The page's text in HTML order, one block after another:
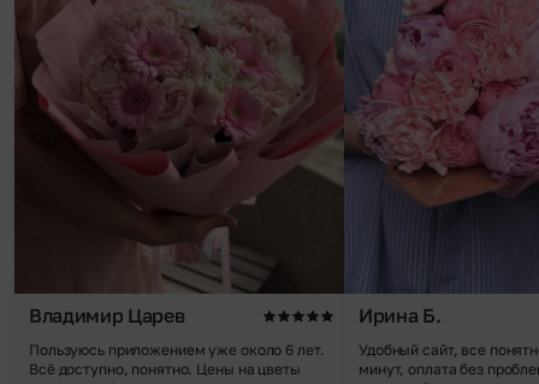
Владимир Царев
Пользуюсь приложением уже около 6 лет.
Всё доступно, понятно. Цены на цветы
Ирина Б.
Удобный сайт, все
минут, оплата без